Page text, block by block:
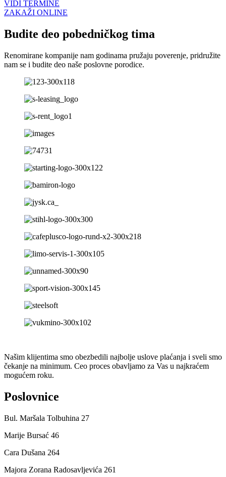
VIDI TERMINE
ZAKAŽI ONLINE
Budite deo pobedničkog tima
Renomirane kompanije nam godinama pružaju poverenje, pridružite
nam se i budite deo naše poslovne porodice.
Našim klijentima smo obezbedili najbolje uslove plaćanja i sveli smo
čekanje na minimum. Ceo proces obavljamo za Vas u najkraćem
mogućem roku.
Poslovnice
Bul. Maršala Tolbuhina 27
Marije Bursać 46
Cara Dušana 264
Majora Zorana Radosavljevića 261